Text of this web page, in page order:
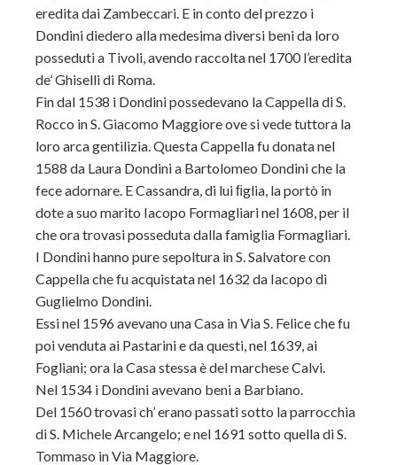
eredita dai Zambeccari. E in conto del prezzo i
Dondini diedero alla medesima diversi beni da loro
posseduti a Tivoli, avendo raccolta nel 1700 l’eredita
de’ Ghiselli di Roma.
Fin dal 1538 i Dondini possedevano la Cappella di S.
Rocco in S. Giacomo Maggiore ove si vede tuttora la
loro arca gentilizia. Questa Cappella fu donata nel
1588 da Laura Dondini a Bartolomeo Dondini che la
fece adornare. E Cassandra, di lui ﬁglia, la portò in
dote a suo marito Iacopo Formagliari nel 1608, per il
che ora trovasi posseduta dalla famiglia Formagliari.
I Dondini hanno pure sepoltura in S. Salvatore con
Cappella che fu acquistatanel 1632 da Iacopo di
Guglielmo Dondini.
Essi nel 1596 avevano una Casa in Via S. Felice che fu
poi venduta ai Pastarini e da questi, nel 1639, ai
Fogliani; ora la Casa stessa è del marchese Calvi.
Nel 1534 i Dondini avevano beni a Barbiano.
Del 1560 trovasi ch’ erano passati sotto la parrocchia
di S. Michele Arcangelo; e nel 1691 sotto quella di S.
Tommaso in Via Maggiore.